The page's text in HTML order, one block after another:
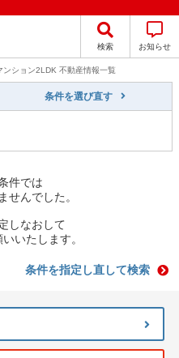
検索 お知らせ
ンション2LDK 不動産情報一覧
条件を選び直す
件では
せんでした。
しなおして
いたします。
条件を指定し直して検索